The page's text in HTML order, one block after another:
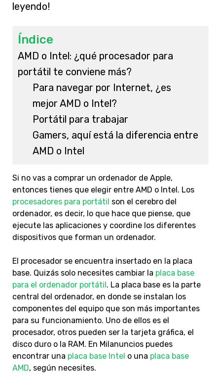
leyendo!
Índice
AMD o Intel: ¿qué procesador para
portátil te conviene más?
Para navegar por Internet, ¿es
mejor AMD o Intel?
Portátil para trabajar
Gamers, aquí está la diferencia entre
AMD o Intel
Si no vas a comprar un ordenador de Apple,
entonces tienes que elegir entre AMD o Intel. Los
procesadores para portátil son el cerebro del
ordenador, es decir, lo que hace que piense, que
ejecute las aplicaciones y coordine los diferentes
dispositivos que forman un ordenador.
El procesador se encuentra insertado en la placa
base. Quizás solo necesites cambiar la placa base
para el ordenador portátil. La placa base es la parte
central del ordenador, en donde se instalan los
componentes del equipo que son más importantes
para su funcionamiento. Uno de ellos es el
procesador, otros pueden ser la tarjeta gráfica, el
disco duro o la RAM. En Milanuncios puedes
encontrar una placa base Intel o una placa base
AMD, según necesites.